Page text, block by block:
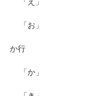
「お」
か行
「か」